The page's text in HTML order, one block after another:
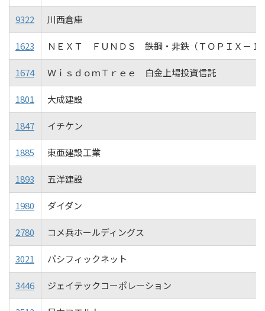
9322 川西倉庫
1623 ＮＥＸＴ ＦＵＮＤＳ 鉄鋼・非鉄（ＴＯＰＩＸ－１
1674 ＷｉｓｄｏｍＴｒｅｅ 白金上場投資信託
1801 大成建設
1847 イチケン
1885 東亜建設工業
1893 五洋建設
1980 ダイダン
2780 コメ兵ホールディングス
3021 パシフィックネット
3446 ジェイテックコーポレーション